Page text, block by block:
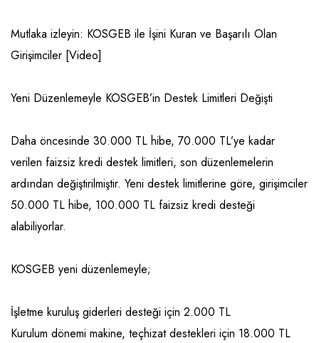
Mutlaka izleyin: KOSGEB ile İşini Kuran ve Başarılı Olan
Girişimciler [Video]
Yeni Düzenlemeyle KOSGEB’in Destek Limitleri Değişti
Daha öncesinde 30.000 TL hibe, 70.000 TL’ye kadar
verilen faizsiz kredi destek limitleri, son düzenlemelerin
ardından değiştirilmiştir. Yeni destek limitlerine göre, girişimciler
50.000 TL hibe, 100.000 TL faizsiz kredi desteği
alabiliyorlar.
KOSGEB yeni düzenlemeyle;
İşletme kuruluş giderleri desteği için 2.000 TL
Kurulum dönemi makine, teçhizat destekleri için 18.000 TL